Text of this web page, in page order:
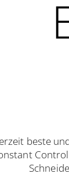
beste